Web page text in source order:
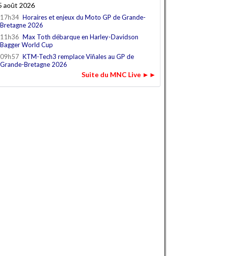
août 2026
17h34 Horaires et enjeux du Moto GP de Grande-
Bretagne 2026
11h36 Max Toth débarque en Harley-Davidson
Bagger World Cup
09h57 KTM-Tech3 remplace Viñales au GP de
Grande-Bretagne 2026
Suite du MNC Live ►►